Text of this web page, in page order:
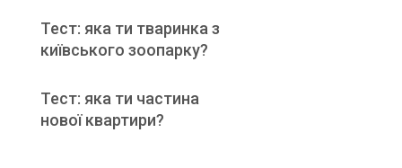
Тест: яка ти тваринка з
київського зоопарку?
Тест: яка ти частина
нової квартири?